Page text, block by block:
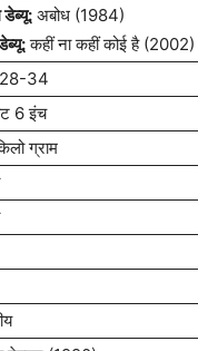
डेब्यू: अबोध (1984)
कहीं ना कहीं कोई है (2002)
34
6 इंच
ग्राम